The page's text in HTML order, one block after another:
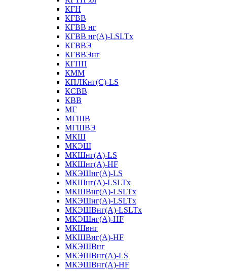
КГН
КГВВ
КГВВ нг
КГВВ нг(А)-LSLTx
КГВВЭ
КГВВЭнг
КГПП
КММ
КПЛКнг(C)-LS
КСВВ
КВВ
МГ
МГШВ
МГШВЭ
МКШ
МКЭШ
МКШнг(А)-LS
МКШнг(А)-HF
МКЭШнг(А)-LS
МКШнг(А)-LSLTx
МКШВнг(A)-LSLTx
МКЭШнг(А)-LSLTx
МКЭШВнг(A)-LSLTx
МКЭШнг(А)-HF
МКШвнг
МКШВнг(А)-HF
МКЭШВнг
МКЭШВнг(А)-LS
МКЭШВнг(А)-HF